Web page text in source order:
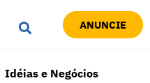
ANUNCIE
Idéias e Negócios